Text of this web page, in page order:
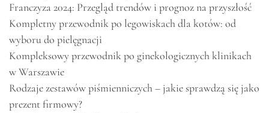
Franczyza 2024: Przegląd trendów i prognoz na przyszłość
Kompletny przewodnik po legowiskach dla kotów: od
wyboru do pielęgnacji
Kompleksowy przewodnik po ginekologicznych klinikach
w Warszawie
Rodzaje zestawów piśmienniczych – jakie sprawdzą się jako
prezent firmowy?